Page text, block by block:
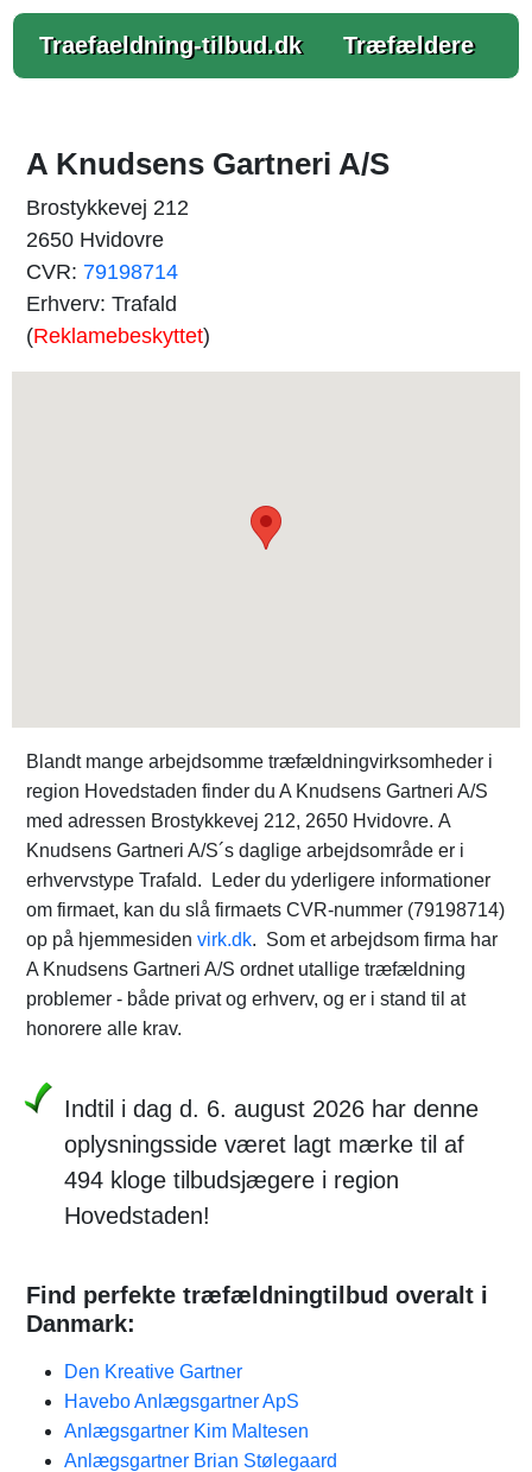
Traefaeldning-tilbud.dk Træfældere
A Knudsens Gartneri A/S
Brostykkevej 212
2650 Hvidovre
CVR: 79198714
Erhverv: Trafald
(Reklamebeskyttet)
Blandt mange arbejdsomme træfældningvirksomheder i
region Hovedstaden finder du A Knudsens Gartneri A/S
med adressen Brostykkevej 212, 2650 Hvidovre. A
Knudsens Gartneri A/S´s daglige arbejdsområde er i
erhvervstype Trafald. Leder du yderligere informationer
om firmaet, kan du slå firmaets CVR-nummer (79198714)
op på hjemmesiden virk.dk. Som et arbejdsom firma har
A Knudsens Gartneri A/S ordnet utallige træfældning
problemer - både privat og erhverv, og er i stand til at
honorere alle krav.
Indtil i dag d. 6. august 2026 har denne
oplysningsside været lagt mærke til af
494 kloge tilbudsjægere i region
Hovedstaden!
Find perfekte træfældningtilbud overalt i
Danmark:
Den Kreative Gartner
Havebo Anlægsgartner ApS
Anlægsgartner Kim Maltesen
Anlægsgartner Brian Stølegaard